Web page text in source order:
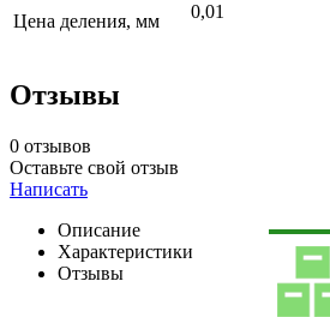
Цена деления, мм 0,01
Отзывы
0 отзывов
Оставьте свой отзыв
Написать
Описание
Характеристики
Отзывы